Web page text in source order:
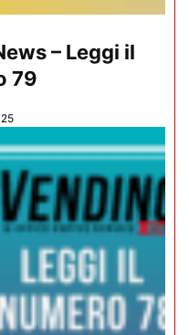
– Leggi il
79